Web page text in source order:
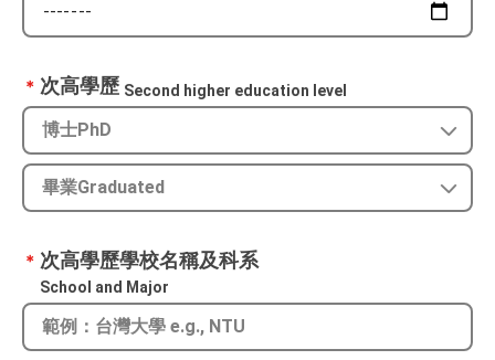
＊ 次高學歷 Second higher education level
＊ 次高學歷學校名稱及科系
School and Major